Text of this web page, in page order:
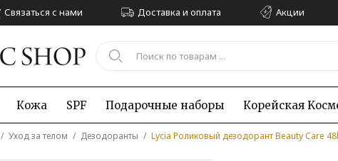
Связаться с нами Доставка и оплата Акции
Кожа SPF Подарочные наборы Корейская
/ Уход за телом / Дезодоранты / Lycia Роликовый дезодорант Beauty Care